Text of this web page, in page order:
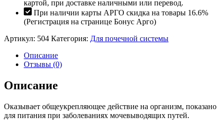
картой, при доставке наличными или перевод.
При наличии карты АРГО скидка на товары 16.6%
(Регистрация на странице Бонус Арго)
Артикул: 504 Категория: Для почечной системы
Описание
Отзывы (0)
Описание
Оказывает общеукрепляющее действие на организм, показано
для питания при заболеваниях мочевыводящих путей.